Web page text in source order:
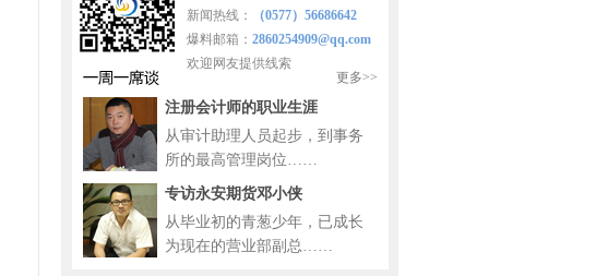
新闻热线：
（0577）56686642
爆料邮箱： 2860254909@qq.com
欢迎网友提供线索
更多>>
注册会计师的职业生涯
从审计助理人员起步，到事务
所的最高管理岗位……
专访永安期货邓小侠
从毕业初的青葱少年，已成长
为现在的营业部副总……